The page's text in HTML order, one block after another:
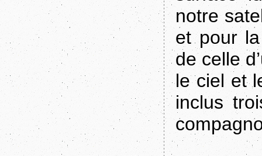
notre
et pour
de celle
le ciel et
inclus